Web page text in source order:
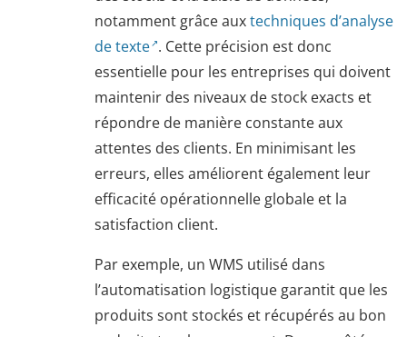
notamment grâce auxtechniques d’analyse
de texte . Cette précision est donc
essentielle pour les entreprises qui doivent
maintenir des niveaux de stock exacts et
répondre de manière constante aux
attentes des clients. En minimisant les
erreurs, elles améliorent également leur
efficacité opérationnelle globale et la
satisfaction client.
Par exemple, un WMS utilisé dans
l’automatisation logistique garantit que les
produits sont stockés et récupérés au bon